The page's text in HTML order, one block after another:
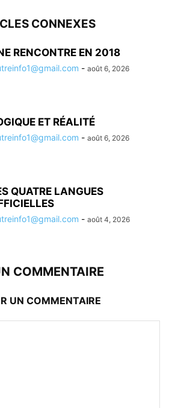
CONNEXES
RENCONTRE EN 2018
- août 6, 2026
ET RÉALITÉ
- août 6, 2026
QUATRE LANGUES
- août 4, 2026
COMMENTAIRE
UN COMMENTAIRE